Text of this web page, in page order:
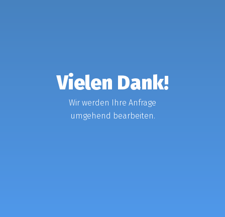
Vielen Dank!
Wir werden Ihre Anfrage
umgehend bearbeiten.